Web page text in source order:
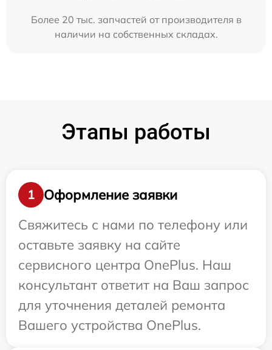
Более 20 тыс. запчастей от производителя в
наличии на собственных складах.
Этапы работы
1
Оформление заявки
Свяжитесь с нами по телефону или
оставьте заявку на сайте
сервисного центра OnePlus. Наш
консультант ответит на Ваш запрос
для уточнения деталей ремонта
Вашего устройства OnePlus.